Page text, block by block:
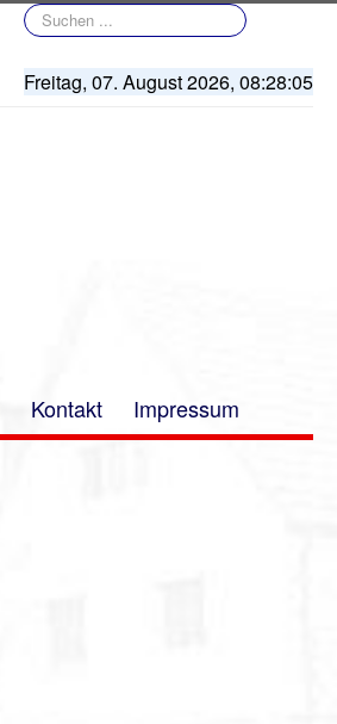
Suchen
...
Freitag, 07. August 2026, 08:28:05
Kontakt Impressum